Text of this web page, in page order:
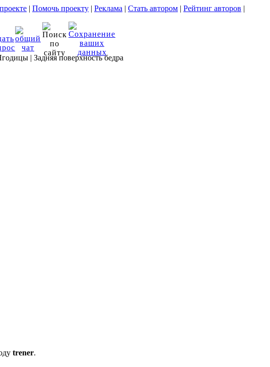
| Помочь проекту | Реклама | Стать автором | Рейтинг авторов |
| Задняя поверхность бедра
trener.